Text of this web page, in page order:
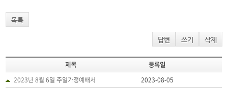
목록
답변 쓰기 삭제
제목
등록일
2023년 8월 6일 주일가정예배서
2023-08-05